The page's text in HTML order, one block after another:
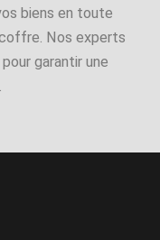
biens en toute
Nos experts
garantir une